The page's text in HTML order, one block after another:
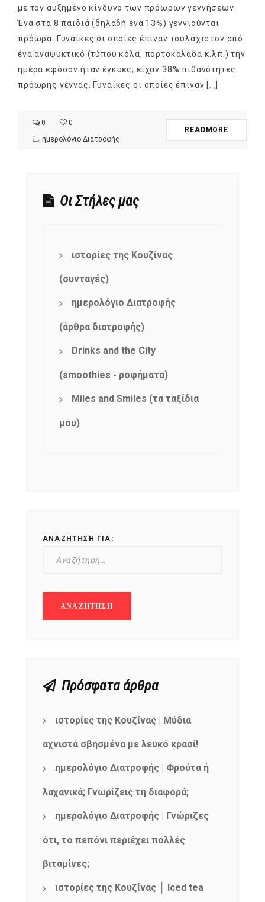
με τον αυξημένο κίνδυνο των πρόωρων γεννήσεων.
Ένα στα 8 παιδιά (δηλαδή ένα 13%) γεννιούνται
πρόωρα. Γυναίκες οι οποίες έπιναν τουλάχιστον από
ένα αναψυκτικό (τύπου κόλα, πορτοκαλάδα κ.λπ.) την
ημέρα εφόσον ήταν έγκυες, είχαν 38% πιθανότητες
πρόωρης γέννας. Γυναίκες οι οποίες έπιναν […]
0
0
ημερολόγιο Διατροφής
READMORE
Οι Στήλες μας
ιστορίες της Κουζίνας
(συνταγές)
ημερολόγιο Διατροφής
(άρθρα διατροφής)
Drinks and the City
(smoothies - ροφήματα)
Miles and Smiles (τα ταξίδια
μου)
ΑΝΑΖΉΤΗΣΗ ΓΙΑ:
Πρόσφατα άρθρα
ιστορίες της Κουζίνας | Μύδια
αχνιστά σβησμένα με λευκό κρασί!
ημερολόγιο Διατροφής | Φρούτα ή
λαχανικά; Γνωρίζεις τη διαφορά;
ημερολόγιο Διατροφής | Γνώριζες
ότι, το πεπόνι περιέχει πολλές
βιταμίνες;
ιστορίες της Κουζίνας │ Iced tea